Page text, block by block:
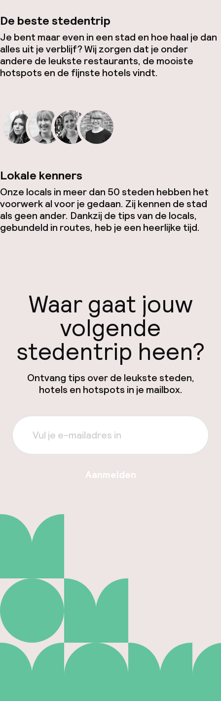
De beste stedentrip
Je bent maar even in een stad en hoe haal je dan
alles uit je verblijf? Wij zorgen dat je onder
andere de leukste restaurants, de mooiste
hotspots en de fijnste hotels vindt.
Lokale kenners
Onze locals in meer dan 50 steden hebben het
voorwerk al voor je gedaan. Zij kennen de stad
als geen ander. Dankzij de tips van de locals,
gebundeld in routes, heb je een heerlijke tijd.
Waar gaat jouw
volgende
stedentrip heen?
Ontvang tips over de leukste steden,
hotels en hotspots in je mailbox.
Aanmelden